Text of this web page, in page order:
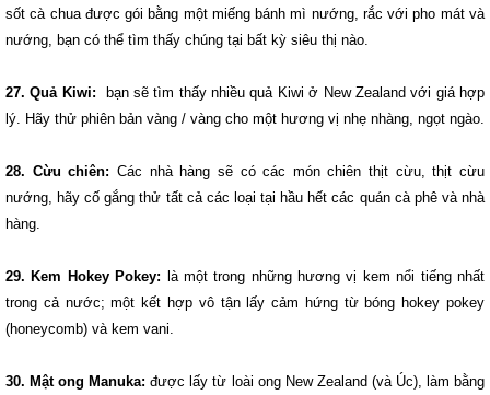
sốt cà chua được gói bằng một miếng bánh mì nướng, rắc với pho mát và
nướng, bạn có thể tìm thấy chúng tại bất kỳ siêu thị nào.
27. Quả Kiwi: bạn sẽ tìm thấy nhiều quả Kiwi ở New Zealand với giá hợp
lý. Hãy thử phiên bản vàng / vàng cho một hương vị nhẹ nhàng, ngọt ngào.
28. Cừu chiên: Các nhà hàng sẽ có các món chiên thịt cừu, thịt cừu
nướng, hãy cố gắng thử tất cả các loại tại hầu hết các quán cà phê và nhà
hàng.
29. Kem Hokey Pokey: là một trong những hương vị kem nổi tiếng nhất
trong cả nước; một kết hợp vô tận lấy cảm hứng từ bóng hokey pokey
(honeycomb) và kem vani.
30. Mật ong Manuka: được lấy từ loài ong New Zealand (và Úc), làm bằng